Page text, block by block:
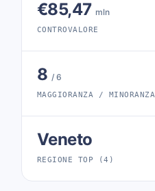
€85,47 mln
CONTROVALORE
8 / 6
MAGGIORANZA / MINORANZA
Veneto
REGIONE TOP (4)